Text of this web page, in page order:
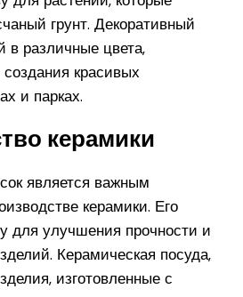
грунт. Декоративный
в различные цвета,
красивых
и парках.
керамики
является важным
керамики. Его
для улучшения прочности и
Керамическая посуда,
изготовленные с